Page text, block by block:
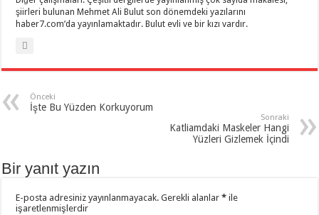
şiirleri bulunan Mehmet Ali Bulut son dönemdeki yazılarını
haber7.com’da yayınlamaktadır. Bulut evli ve bir kızı vardır.
Önceki
İşte Bu Yüzden Korkuyorum
Sonraki
Katliamdaki Maskeler Hangi
Yüzleri Gizlemek İçindi
Bir yanıt yazın
E-posta adresiniz yayınlanmayacak. Gerekli alanlar* ile
işaretlenmişlerdir